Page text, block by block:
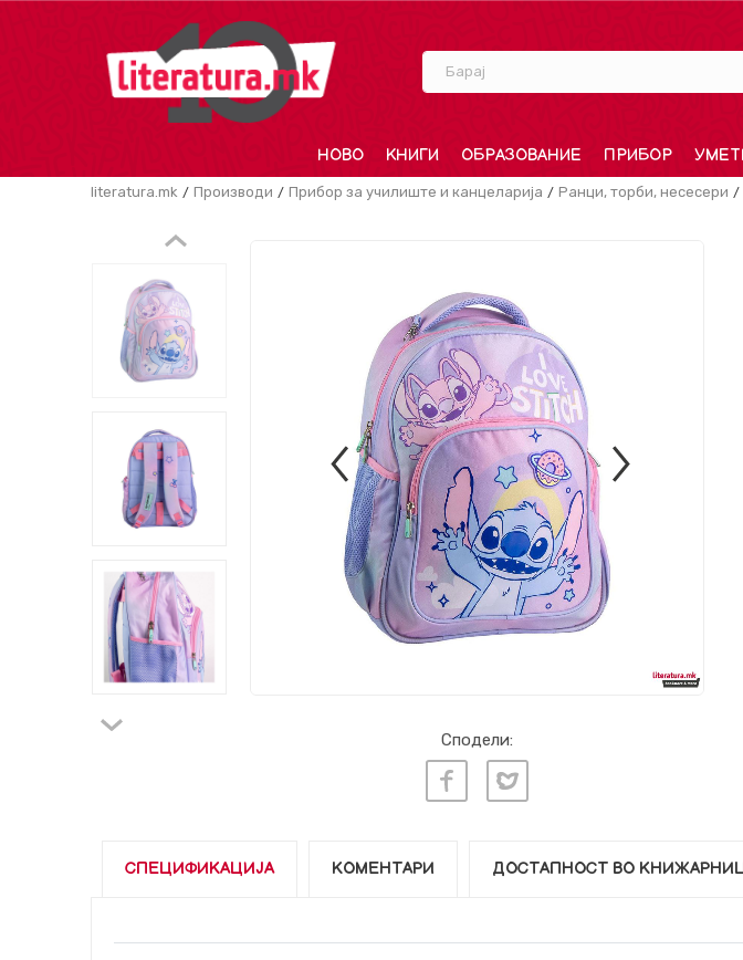
Барај
НОВО КНИГИ ОБРАЗОВАНИЕ ПРИБОР
literatura.mk Производи Прибор за училиште и канцеларија Ранци, торби, несесери
Сподели:
СПЕЦИФИКАЦИЈА КОМЕНТАРИ ДОСТАПНОСТ ВО